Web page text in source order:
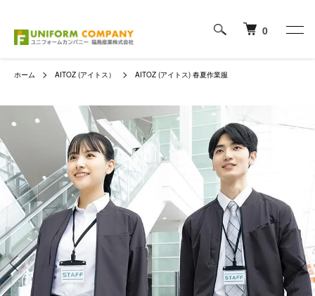
0
ホーム AITOZ (アイトス） AITOZ (アイトス) 春夏作業服